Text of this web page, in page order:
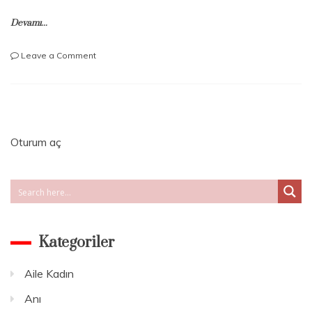
Devamı...
Leave a Commenton
Oturum aç
Kategoriler
Aile Kadın
Anı